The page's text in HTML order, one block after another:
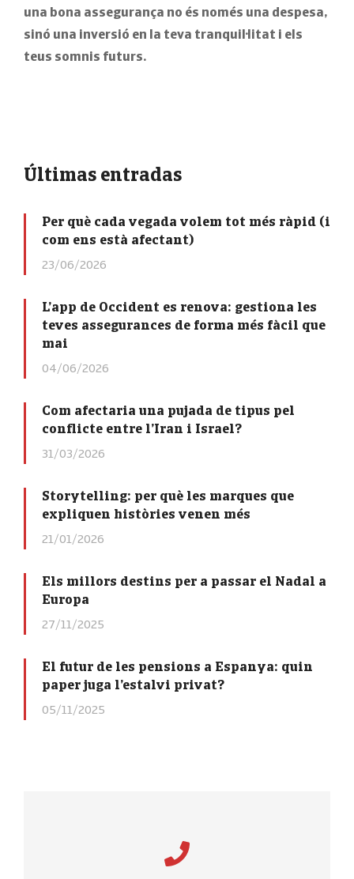
una bona assegurança no és només una despesa,
sinó una inversió en la teva tranquil·litat i els
teus somnis futurs.
Últimas entradas
Per què cada vegada volem tot més ràpid (i
com ens està afectant)
23/06/2026
L’app de Occident es renova: gestiona les
teves assegurances de forma més fàcil que
mai
04/06/2026
Com afectaria una pujada de tipus pel
conflicte entre l’Iran i Israel?
31/03/2026
Storytelling: per què les marques que
expliquen històries venen més
21/01/2026
Els millors destins per a passar el Nadal a
Europa
27/11/2025
El futur de les pensions a Espanya: quin
paper juga l’estalvi privat?
05/11/2025
Resolvemos tus dudas y
preguntas.